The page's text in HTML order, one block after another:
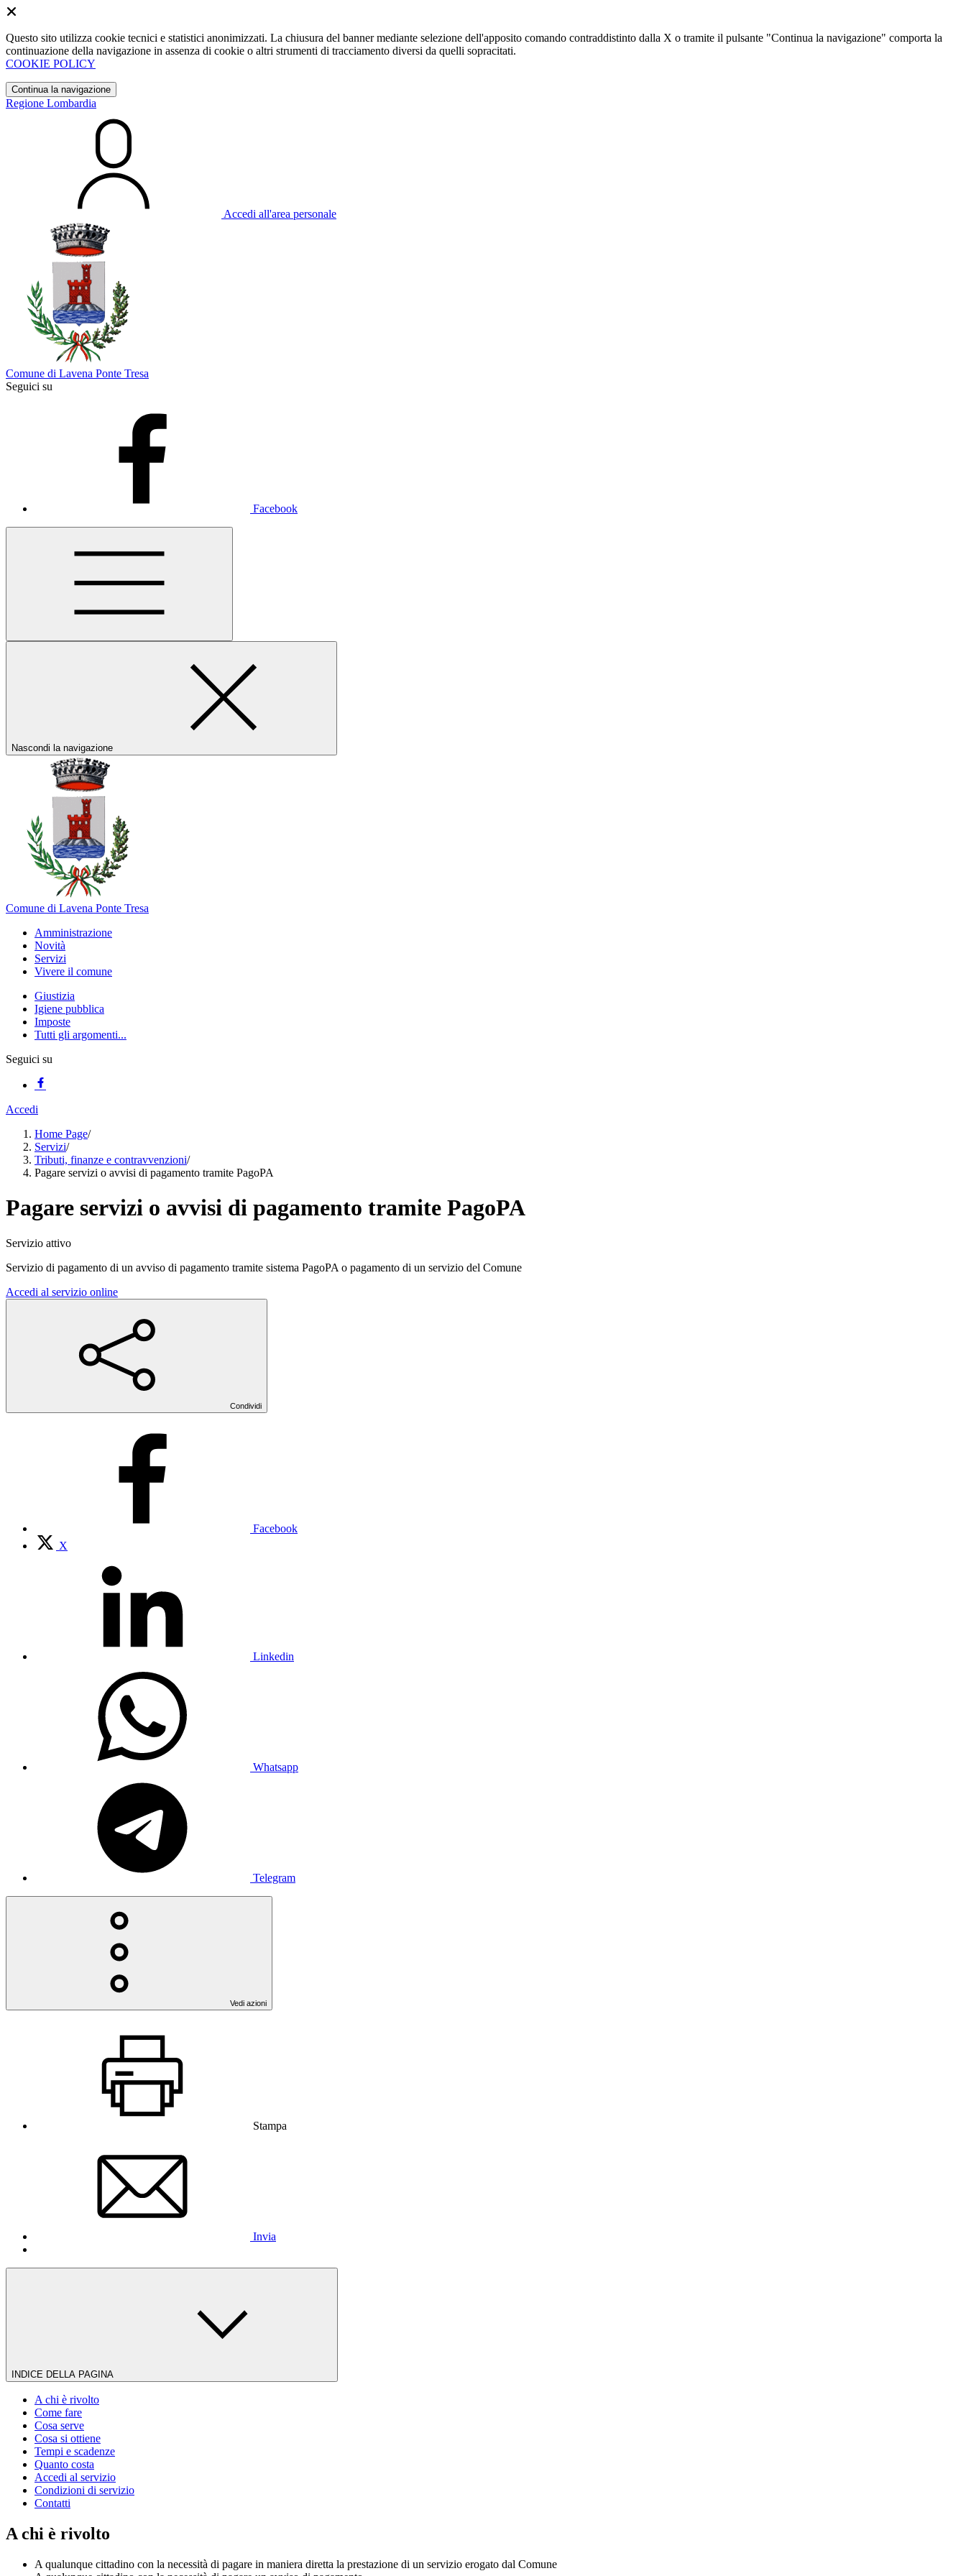
Questo sito utilizza cookie tecnici e statistici anonimizzati. La chiusura del banner mediante selezione dell'apposito comando contraddistinto dalla X o tramite il pulsante "Continua la navigazione" comporta la
continuazione della navigazione in assenza di cookie o altri strumenti di tracciamento diversi da quelli sopracitati.
COOKIE POLICY
Continua la navigazione
Regione Lombardia
Accedi all'area personale
Comune di Lavena Ponte Tresa
Seguici su
Facebook
Nascondi la navigazione
Comune di Lavena Ponte Tresa
Amministrazione
Novità
Servizi
Vivere il comune
Giustizia
Igiene pubblica
Imposte
Tutti gli argomenti...
Seguici su
Accedi
Home Page/
Servizi/
Tributi, finanze e contravvenzioni/
Pagare servizi o avvisi di pagamento tramite PagoPA
Pagare servizi o avvisi di pagamento tramite PagoPA
Servizio attivo
Servizio di pagamento di un avviso di pagamento tramite sistema PagoPA o pagamento di un servizio del Comune
Accedi al servizio online
Condividi
Facebook
X
Linkedin
Whatsapp
Telegram
Vedi azioni
Stampa
Invia
INDICE DELLA PAGINA
A chi è rivolto
Come fare
Cosa serve
Cosa si ottiene
Tempi e scadenze
Quanto costa
Accedi al servizio
Condizioni di servizio
Contatti
A chi è rivolto
A qualunque cittadino con la necessità di pagare in maniera diretta la prestazione di un servizio erogato dal Comune